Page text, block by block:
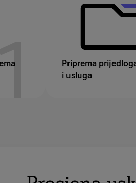
Priprema
i usluga